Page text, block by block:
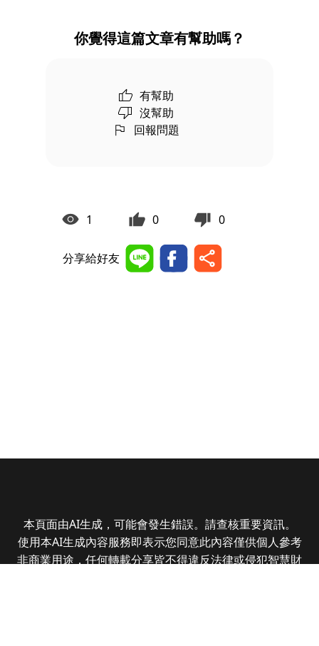
你覺得這篇文章有幫助嗎？
有幫助
沒幫助
回報問題
1 0 0
分享給好友
本頁面由AI生成，可能會發生錯誤。請查核重要資訊。
使用本AI生成內容服務即表示您同意此內容僅供個人參考
非商業用途，任何轉載分享皆不得違反法律或侵犯智慧財